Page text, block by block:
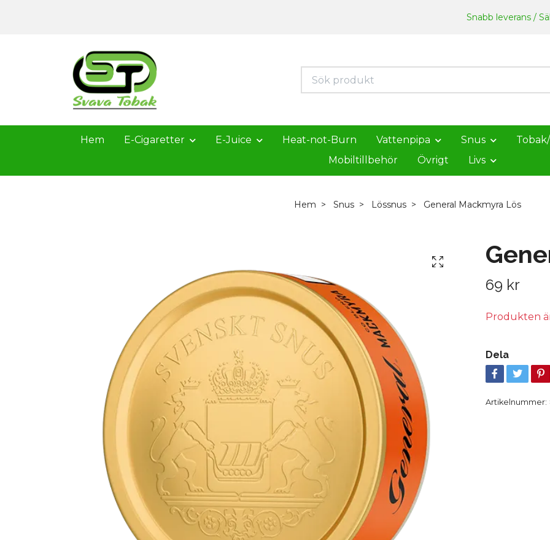
Snabb leverans /
Hem E-Cigaretter E-Juice Heat-not-Burn Vattenpipa Snus
Mobiltillbehör
Övrigt Livs
Hem Snus Lössnus General Mackmyra Lös
69 kr
Produkten
Dela
Artikelnummer: